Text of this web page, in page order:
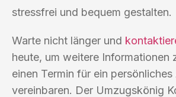
stressfrei und bequem gestalten.
Warte nicht länger und
heute, um weitere Informationen
einen Termin für ein
vereinbaren. Der Umzugskönig